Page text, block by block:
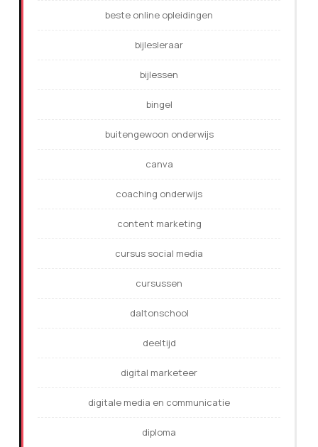
beste online opleidingen
bijlesleraar
bijlessen
bingel
buitengewoon onderwijs
canva
coaching onderwijs
content marketing
cursus social media
cursussen
daltonschool
deeltijd
digital marketeer
digitale media en communicatie
diploma